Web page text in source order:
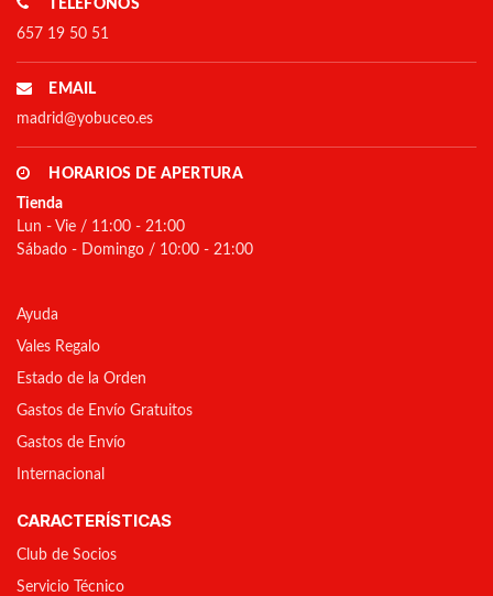
TELÉFONOS
657 19 50 51
EMAIL
madrid@yobuceo.es
HORARIOS DE APERTURA
Tienda
Lun - Vie / 11:00 - 21:00
Sábado - Domingo / 10:00 - 21:00
Ayuda
Vales Regalo
Estado de la Orden
Gastos de Envío Gratuitos
Gastos de Envío
Internacional
CARACTERÍSTICAS
Club de Socios
Servicio Técnico